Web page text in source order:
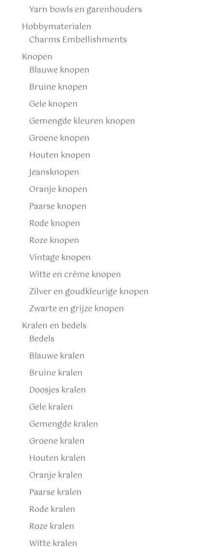
Yarn bowls en garenhouders
Hobbymaterialen
Charms Embellishments
Knopen
Blauwe knopen
Bruine knopen
Gele knopen
Gemengde kleuren knopen
Groene knopen
Houten knopen
Jeansknopen
Oranje knopen
Paarse knopen
Rode knopen
Roze knopen
Vintage knopen
Witte en crème knopen
Zilver en goudkleurige knopen
Zwarte en grijze knopen
Kralen en bedels
Bedels
Blauwe kralen
Bruine kralen
Doosjes kralen
Gele kralen
Gemengde kralen
Groene kralen
Houten kralen
Oranje kralen
Paarse kralen
Rode kralen
Roze kralen
Witte kralen